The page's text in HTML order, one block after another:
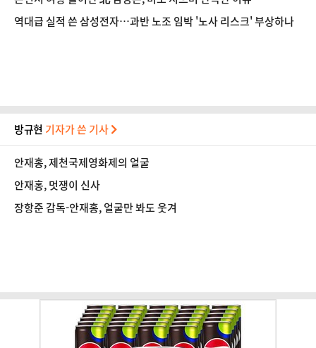
역대급 실적 쓴 삼성전자…과반 노조 임박 '노사 리스크' 부상하나
방규현 기자가 쓴 기사
안재홍, 제천국제영화제의 얼굴
안재홍, 멋쟁이 신사
장항준 감독-안재홍, 얼굴만 봐도 웃겨